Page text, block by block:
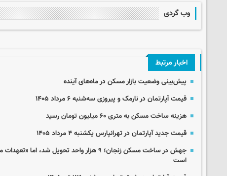
وب گردی
اخبار مرتبط
پیش‌بینی وضعیت بازار مسکن در ماه‌های آینده
قیمت آپارتمان در نارمک و پیروزی سه‌شنبه ۶ مرداد ۱۴۰۵
هزینه ساخت مسکن به متری ۶۰ میلیون تومان رسید
قیمت جدید آپارتمان در تهرانپارس یکشنبه ۴ مرداد ۱۴۰۵
جهش در ساخت مسکن زنجان؛ ۹ هزار واحد تحویل
است